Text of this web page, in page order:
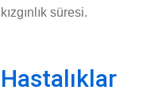
kızgınlık süresi.
Hastalıklar